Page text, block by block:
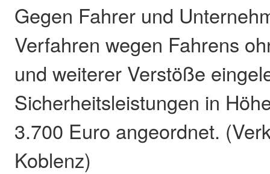
Gegen Fahrer und
Verfahren wegen Fahrens
und weiterer Verstöße
Sicherheitsleistungen in
3.700 Euro angeordnet.
Koblenz)